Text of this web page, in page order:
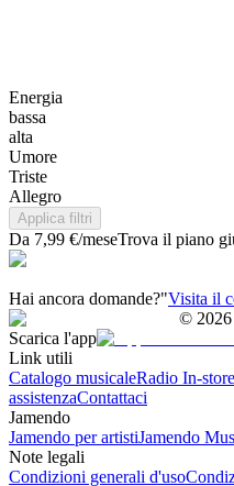
Energia
bassa
alta
Umore
Triste
Allegro
Applica filtri
Da 7,99 €/meseTrova il piano
Hai ancora domande?"Visita il
© 2026
Scarica l'app
Link utili
Catalogo musicaleRadio In-store
assistenzaContattaci
Jamendo
Jamendo per artistiJamendo
Note legali
Condizioni generali d'uso